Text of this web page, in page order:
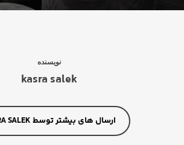
نویسنده
kasra salek
ارسال های بیشتر توسط KASRA SALEK